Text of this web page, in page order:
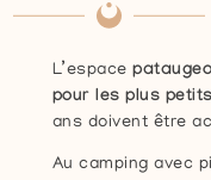
L’espace
pour les plus petits
ans doivent être
Au camping avec